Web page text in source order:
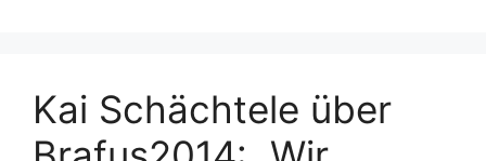
Kai Schächtele über